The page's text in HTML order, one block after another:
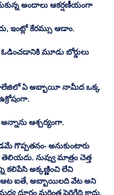
అందాలు ఆకర్షణీయంగా
ఇంట్లో కేరమ్సు ఆడాం.
మూడు బోర్డులు
ఏ అబ్బాయీ నామీద ఒక్క
ఆశ్చర్యంగా.
గొప్పతనం- అనుకుంటారు
నువ్వు మాత్రం చెత్త
కలిపేసి అక్కణ్ణించి లేచి
ఐతే, అబ్బాయిలది వేట అని
దూరం మరింత పెరిగేది కాదు.